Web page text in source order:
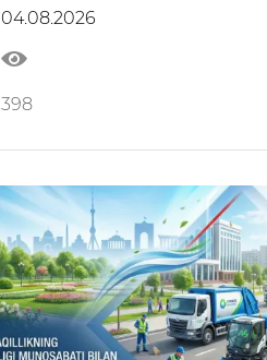
04.08.2026
398